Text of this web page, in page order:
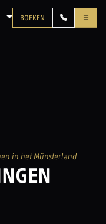
NEDERLANDS
BOEKEN
in het Münsterland